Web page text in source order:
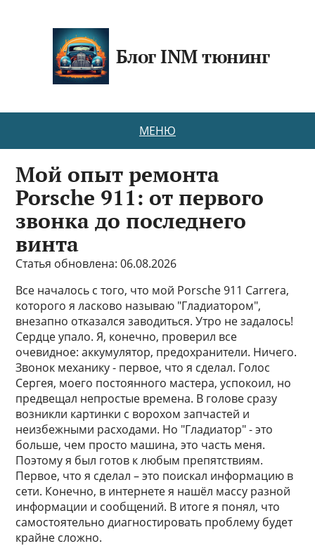
Блог INM тюнинг
МЕНЮ
Мой опыт ремонта
Porsche 911: от первого
звонка до последнего
винта
Статья обновлена: 06.08.2026
Все началось с того, что мой Porsche 911 Carrera,
которого я ласково называю "Гладиатором",
внезапно отказался заводиться. Утро не задалось!
Сердце упало. Я, конечно, проверил все
очевидное: аккумулятор, предохранители. Ничего.
Звонок механику - первое, что я сделал. Голос
Сергея, моего постоянного мастера, успокоил, но
предвещал непростые времена. В голове сразу
возникли картинки с ворохом запчастей и
неизбежными расходами. Но "Гладиатор" - это
больше, чем просто машина, это часть меня.
Поэтому я был готов к любым препятствиям.
Первое, что я сделал – это поискал информацию в
сети. Конечно, в интернете я нашёл массу разной
информации и сообщений. В итоге я понял, что
самостоятельно диагностировать проблему будет
крайне сложно.